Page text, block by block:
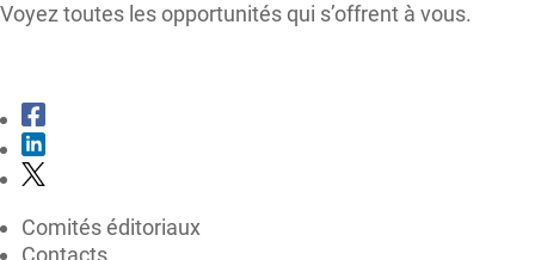
Voyez toutes les opportunités qui s’offrent à vous.
Comités éditoriaux